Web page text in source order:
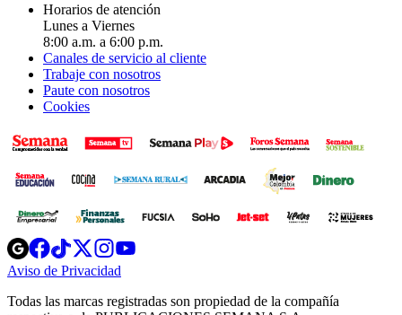
Horarios de atención
Lunes a Viernes
8:00 a.m. a 6:00 p.m.
Canales de servicio al cliente
Trabaje con nosotros
Paute con nosotros
Cookies
Opens
in
new
Opens
in
new
Opens
in
new
window
Opens
new
windowwindow
Aviso de Privacidad
new
Todas las marcas registradas son propiedad de la compañía